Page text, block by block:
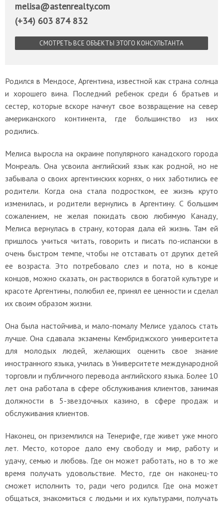
melisa@astenrealty.com
(+34) 603 874 832
СМОТРЕТЬ ВСЕ ОБЪЕКТЫ ЭТОГО КОНСУЛЬТАНТА
Родился в Мендосе, Аргентина, известной как страна солнца
и хорошего вина. Последний ребенок среди 6 братьев и
сестер, которые вскоре начнут свое возвращение на север
американского континента, где большинство из них
родились.
Мелиса выросла на окраине популярного канадского города
Монреаль. Она усвоила английский язык как родной, но не
забывала о своих аргентинских корнях, о них заботились ее
родители. Когда она стала подростком, ее жизнь круто
изменилась, и родители вернулись в Аргентину. С большим
сожалением, не желая покидать свою любимую Канаду,
Мелиса вернулась в страну, которая дала ей жизнь. Там ей
пришлось учиться читать, говорить и писать по-испански в
очень быстром темпе, чтобы не отставать от других детей
ее возраста. Это потребовало слез и пота, но в конце
концов, можно сказать, он растворился в богатой культуре и
красоте Аргентины, полюбил ее, принял ее ценности и сделал
их своим образом жизни.
Она была настойчива, и мало-помалу Мелисе удалось стать
лучше. Она сдавала экзамены Кембриджского университета
для молодых людей, желающих оценить свое знание
иностранного языка, училась в Университете международной
торговли и публичного перевода английского языка. Более 10
лет она работала в сфере обслуживания клиентов, занимая
должности в 5-звездочных казино, в сфере продаж и
обслуживания клиентов.
Наконец, он приземлился на Тенерифе, где живет уже много
лет. Место, которое дало ему свободу и мир, работу и
удачу, семью и любовь. Где он может работать, но в то же
время получать удовольствие. Место, где он наконец-то
сможет исполнить то, ради чего родился. Где она может
общаться, знакомиться с людьми и их культурами, получать